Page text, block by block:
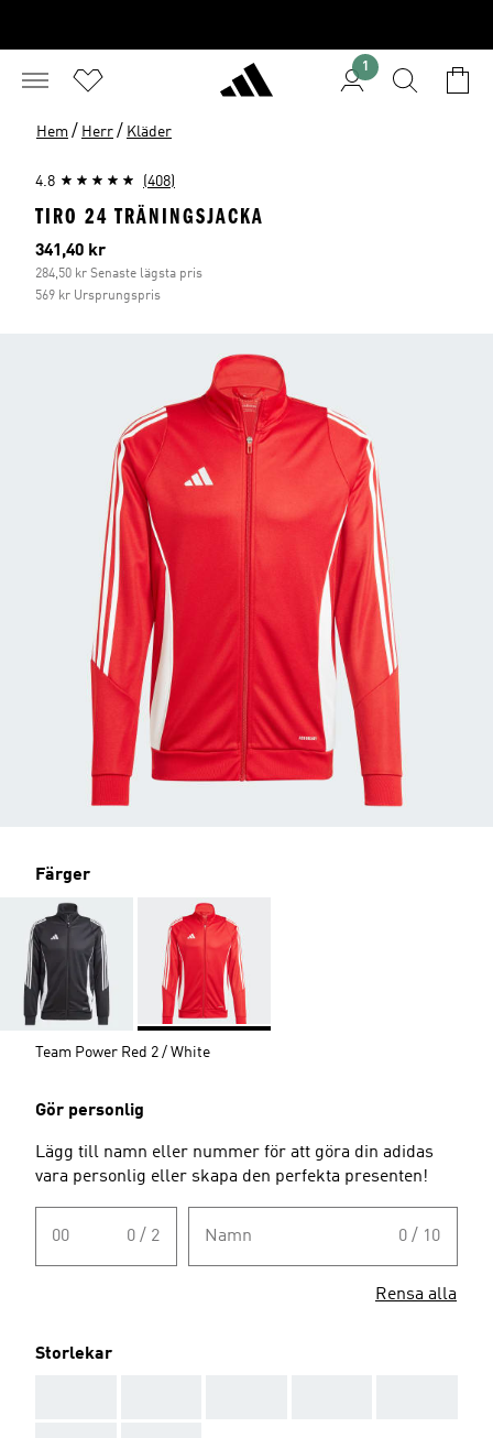
1
Hem / Herr / Kläder
4.8 (408)
TIRO 24 TRÄNINGSJACKA
Aktuellt pris
341,40 kr
284,50 kr Senaste lägsta pris
569 kr Ursprungspris
Färger
Team Power Red 2 / White
Gör personlig
Lägg till namn eller nummer för att göra din adidas
vara personlig eller skapa den perfekta presenten!
00 0 / 2 Namn 0 / 10
Rensa alla
Storlekar